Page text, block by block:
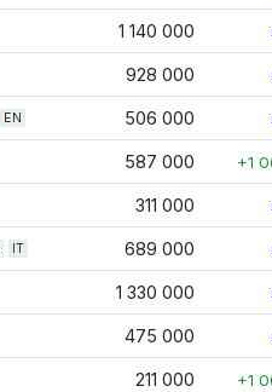
1 140 000
928 000
EN 506 000
587 000 +1
311 000
IT 689 000
1 330 000
475 000
211 000 +1